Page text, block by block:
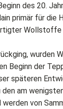
des 20.
primär für die
Wollstoffe
wurden
Beginn der
späteren
den am
werden von